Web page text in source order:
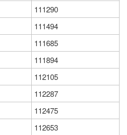
111290
111494
111685
111894
112105
112287
112475
112653